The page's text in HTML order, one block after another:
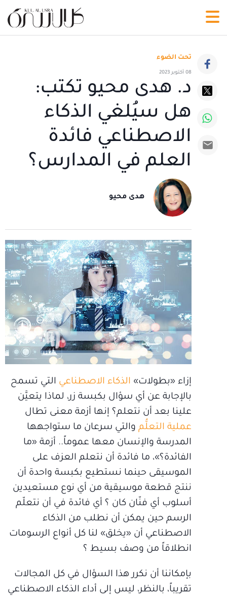
تحت الضوء
08 أكتوبر 2023
د. هدى محيو تكتب:
هل سيُلغي الذكاء
الاصطناعي فائدة
العلم في المدارس؟
هدى محيو
إزاء «بطولات» الذكاء الاصطناعي التي تسمح
بالإجابة عن أي سؤال بكبسة زر، لماذا يتعيَّن
علينا بعد أن نتعلم؟ إنها أزمة معنى تطال
عملية التعلُّم والتي سرعان ما ستواجهها
المدرسة والإنسان معها عموماً.. أزمة «ما
الفائدة؟»، ما فائدة أن نتعلم العزف على
الموسيقى حينما نستطيع بكبسة واحدة أن
ننتج قطعة موسيقية من أي نوع مستعيدين
أسلوب أي فنّان كان ؟ أي فائدة في أن نتعلّم
الرسم حين يمكن أن نطلب من الذكاء
الاصطناعي أن «يخلق» لنا كل أنواع الرسومات
انطلاقاً من وصف بسيط ؟
بإمكاننا أن نكرر هذا السؤال في كل المجالات
تقريباً، بالنظر، ليس إلى أداء الذكاء الاصطناعي